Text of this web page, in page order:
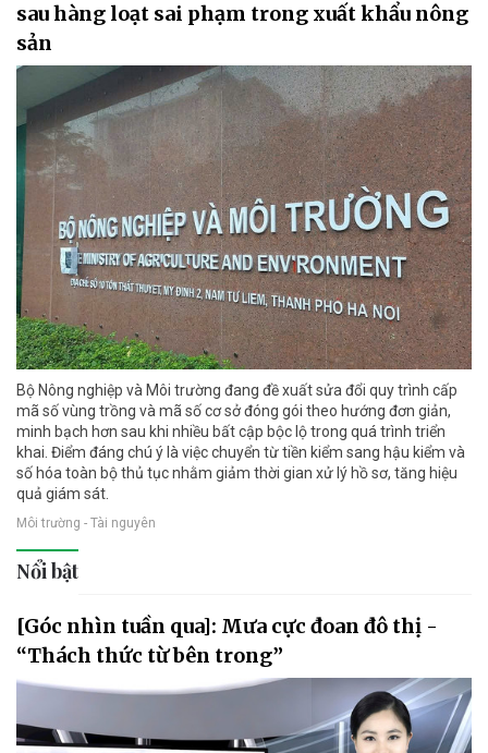
sau hàng loạt sai phạm trong xuất khẩu nông
sản
Bộ Nông nghiệp và Môi trường đang đề xuất sửa đổi quy trình cấp
mã số vùng trồng và mã số cơ sở đóng gói theo hướng đơn giản,
minh bạch hơn sau khi nhiều bất cập bộc lộ trong quá trình triển
khai. Điểm đáng chú ý là việc chuyển từ tiền kiểm sang hậu kiểm và
số hóa toàn bộ thủ tục nhằm giảm thời gian xử lý hồ sơ, tăng hiệu
quả giám sát.
Môi trường - Tài nguyên
Nổi bật
[Góc nhìn tuần qua]: Mưa cực đoan đô thị -
“Thách thức từ bên trong”